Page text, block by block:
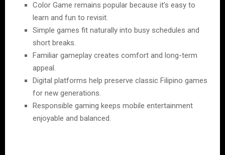
Color Game remains popular because it’s easy to
learn and fun to revisit.
Simple games fit naturally into busy schedules and
short breaks.
Familiar gameplay creates comfort and long-term
appeal.
Digital platforms help preserve classic Filipino games
for new generations.
Responsible gaming keeps mobile entertainment
enjoyable and balanced.